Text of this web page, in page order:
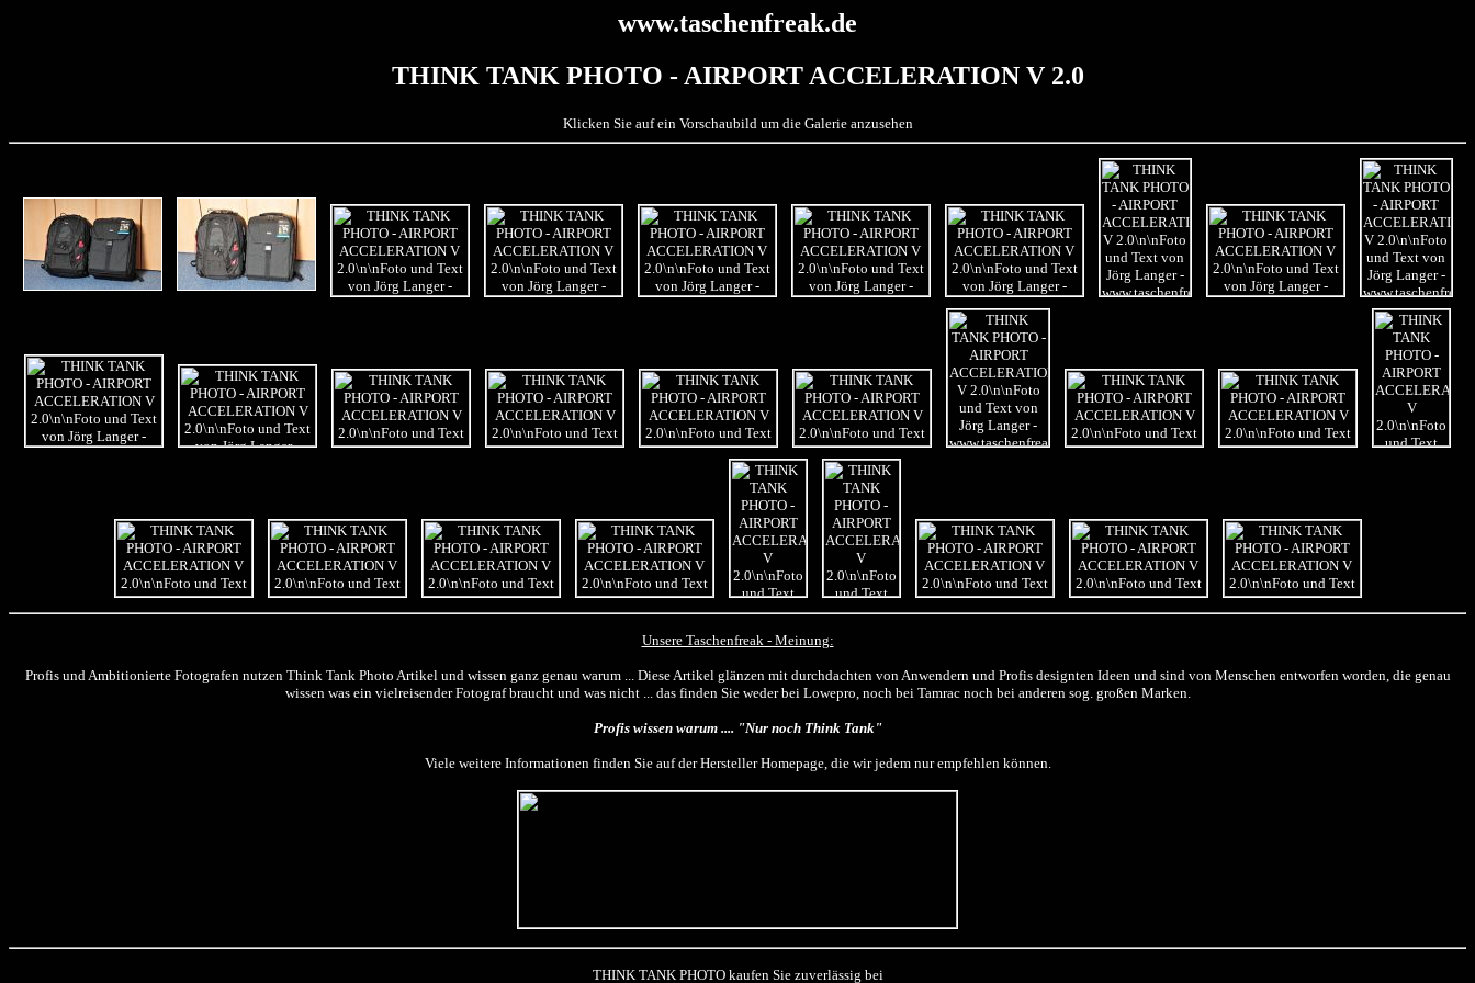
www.taschenfreak.de
THINK TANK PHOTO - AIRPORT ACCELERATION V 2.0
Klicken Sie auf ein Vorschaubild um die Galerie anzusehen
Unsere Taschenfreak - Meinung:
Profis und Ambitionierte Fotografen nutzen Think Tank Photo Artikel und wissen ganz genau warum ... Diese Artikel glänzen mit durchdachten von Anwendern und Profis designten Ideen und sind von Menschen entworfen worden, die genau
wissen was ein vielreisender Fotograf braucht und was nicht ... das finden Sie weder bei Lowepro, noch bei Tamrac noch bei anderen sog. großen Marken.
Profis wissen warum .... "Nur noch Think Tank"
Viele weitere Informationen finden Sie auf der Hersteller Homepage, die wir jedem nur empfehlen können.
THINK TANK PHOTO kaufen Sie zuverlässig bei